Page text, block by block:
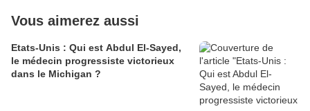
Vous aimerez aussi
Etats-Unis : Qui est Abdul El-Sayed,
le médecin progressiste victorieux
dans le Michigan ?